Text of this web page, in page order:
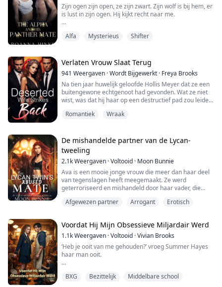
Zijn ogen zijn open, ze zijn zwart. Zijn wolf is bij hem, er
is lust in zijn ogen. Hij kijkt recht naar me.
mijn mond.
mijn mond met zijn tong. Hij draait ons om, zodat we
ergens naartoe gaan, terwijl hij nog steeds zijn tong in
mijn mond beweegt.
Verdomme, dit voelt zo goed.
Alfa Mysterieus Shifter
Verlaten Vrouw Slaat Terug
941 Weergaven ·Wordt Bijgewerkt · Freya Brooks
Na tien jaar huwelijk geloofde Hollis Meyer dat ze een
buitengewone echtgenoot had gevonden. Wat ze niet
wist, was dat hij haar op een destructief pad zou leiden!
emoties, plande hij voor haar rijkdom, en roeide zelfs
Maar het lot greep in met een zorgvuldig geplande
mo...
Romantiek Wraak
De mishandelde partner van de Lycan-
tweeling
2.1kWeergaven ·Voltooid · Moon Bunnie
Ava is een mooie jonge vrouw die meer dan haar deel
van tegenslagen heeft meegemaakt. Ze werd
geterroriseerd en mishandeld door haar vader, die
werkte dag en nacht om de schulden van haar vader af
gokschulden af te lossen.
Ze werd geregeerd door ha...
Afgewezen partner Arrogant Erotisch
Voordat Hij Mijn Obsessieve Miljardair Werd
1.1kWeergaven ·Voltooid ·Vivian Brooks
‘Heb je ooit van me gehouden?’ vroeg Summer Hayes
haar man ooit.
BXG Bezittelijk Middelbare school